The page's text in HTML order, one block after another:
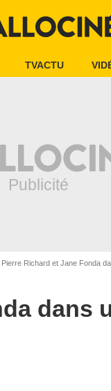
TVACTU
Pierre Richard et Jane Fonda
dans